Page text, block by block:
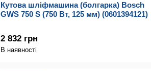
Кутова шліфмашина (болгарка) Bosch
GWS 750 S (750 Вт, 125 мм) (0601394121)
2 832 грн
В наявності